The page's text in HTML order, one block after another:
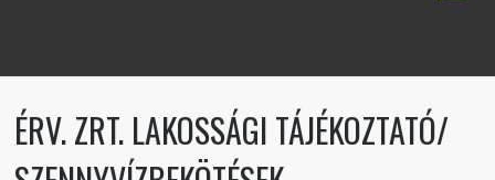
ÉRV. ZRT. LAKOSSÁGI TÁJÉKOZTATÓ/